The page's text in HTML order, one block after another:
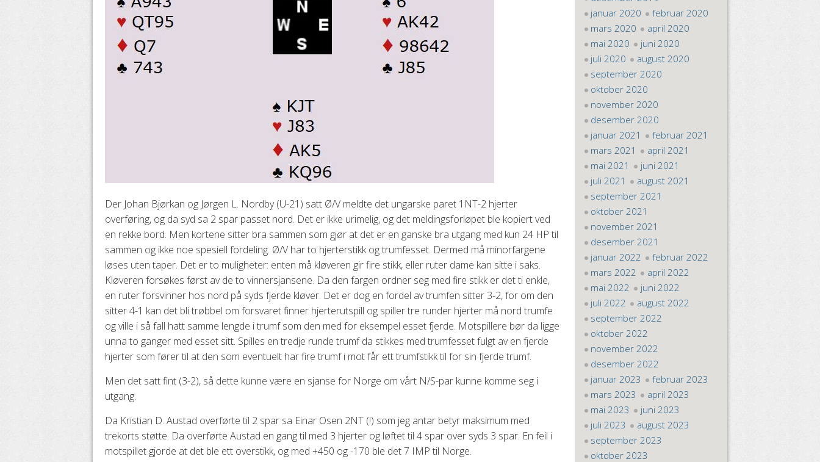
Der Johan Bjørkan og Jørgen L. Nordby (U-21) satt Ø/V meldte det ungarske paret 1NT-2 hjerter
overføring, og da syd sa 2 spar passet nord. Det er ikke urimelig, og det meldingsforløpet ble kopiert ved
en rekke bord. Men kortene sitter bra sammen som gjør at det er en ganske bra utgang med kun 24 HP til
sammen og ikke noe spesiell fordeling. Ø/V har to hjerterstikk og trumfesset. Dermed må minorfargene
løses uten taper. Det er to muligheter: enten må kløveren gir fire stikk, eller ruter dame kan sitte i saks.
Kløveren forsøkes først av de to vinnersjansene. Da den fargen ordner seg med fire stikk er det ti enkle,
en ruter forsvinner hos nord på syds fjerde kløver. Det er dog en fordel av trumfen sitter 3-2, for om den
sitter 4-1 kan det bli trøbbel om forsvaret finner hjerterutspill og spiller tre runder hjerter må nord trumfe
og ville i så fall hatt samme lengde i trumf som den med for eksempel esset fjerde. Motspillere bør da ligge
unna to ganger med esset sitt. Spilles en tredje runde trumf da stikkes med trumfesset fulgt av en fjerde
hjerter som fører til at den som eventuelt har fire trumf i mot får ett trumfstikk til for sin fjerde trumf.
Men det satt fint (3-2), så dette kunne være en sjanse for Norge om vårt N/S-par kunne komme seg i
utgang.
Da Kristian D. Austad overførte til 2 spar sa Einar Osen 2NT (!) som jeg antar betyr maksimum med
trekorts støtte. Da overførte Austad en gang til med 3 hjerter og løftet til 4 spar over syds 3 spar. En feil i
motspillet gjorde at det ble ett overstikk, og med +450 og -170 ble det 7 IMP til Norge.
januar 2020
februar 2020
mars 2020
april 2020
mai 2020
juni 2020
juli 2020
august 2020
september 2020
oktober 2020
november 2020
desember 2020
januar 2021
februar 2021
mars 2021
april 2021
mai 2021
juni 2021
juli 2021
august 2021
september 2021
oktober 2021
november 2021
desember 2021
januar 2022
februar 2022
mars 2022
april 2022
mai 2022
juni 2022
juli 2022
august 2022
september 2022
oktober 2022
november 2022
desember 2022
januar 2023
februar 2023
mars 2023
april 2023
mai 2023
juni 2023
juli 2023
august 2023
september 2023
oktober 2023